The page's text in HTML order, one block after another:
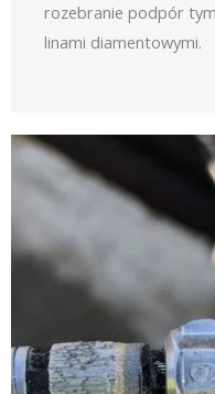
rozebranie podpór
linami diamentowymi.